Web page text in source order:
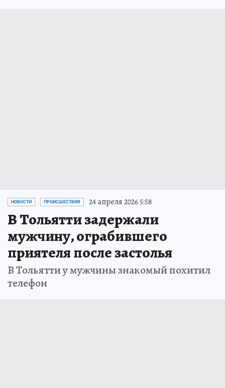
НОВОСТИ ПРОИСШЕСТВИЯ 24 апреля 2026 5:58
В Тольятти задержали
мужчину, ограбившего
приятеля после застолья
В Тольятти у мужчины знакомый похитил
телефон